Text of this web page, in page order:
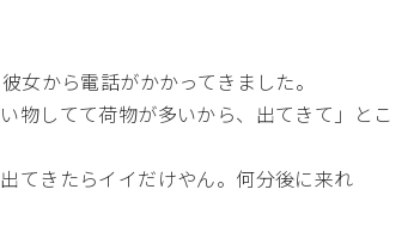
女から電話がかかってきました。
物してて荷物が多いから、出てきて」とこ
てきたらイイだけやん。何分後に来れ